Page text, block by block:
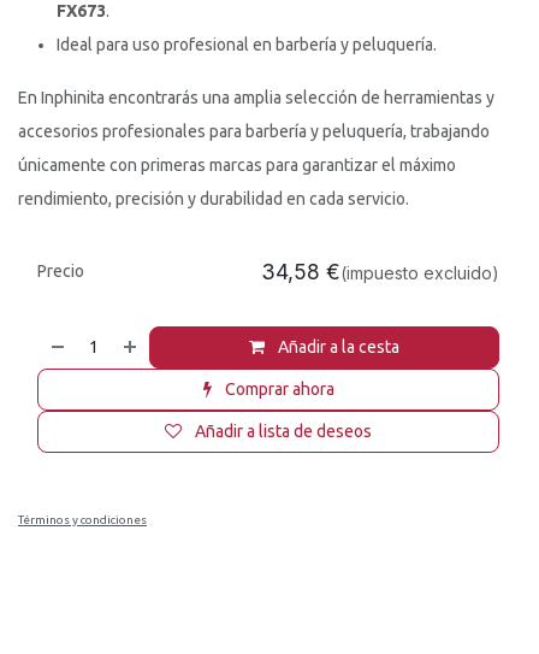
FX673.
Ideal para uso profesional en barbería y peluquería.
En Inphinita encontrarás una amplia selección de herramientas y
accesorios profesionales para barbería y peluquería, trabajando
únicamente con primeras marcas para garantizar el máximo
rendimiento, precisión y durabilidad en cada servicio.
Añadir a la cesta
Comprar ahora
Añadir a lista de deseos
Precio 34,58 €(impuesto excluido)
Términos y condiciones